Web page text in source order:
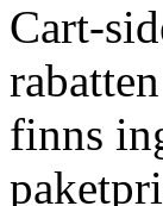
Cart-
finns